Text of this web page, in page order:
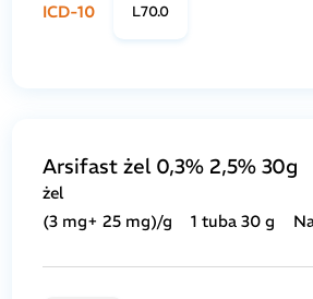
ICD-10 L70.0
Arsifast żel 0,3% 2,5% 30g
żel
(3 mg+ 25 mg)/g
1 tuba 30 g